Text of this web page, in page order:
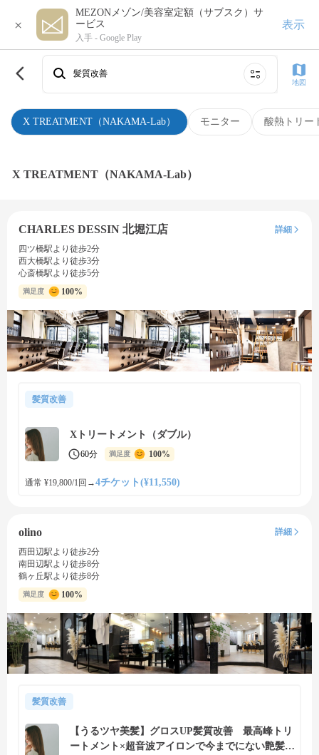
×
MEZONメゾン/美容室定額（サブスク）サ
ービス
入手 - Google Play
表示
X TREATMENT（NAKAMA-Lab） モニター 酸熱トリー
髪質改善
地図
X TREATMENT（NAKAMA-Lab）
CHARLES DESSIN 北堀江店
詳細
四ツ橋駅より徒歩2分
西大橋駅より徒歩3分
心斎橋駅より徒歩5分
満足度 100%
髪質改善
Xトリートメント（ダブル）
60分 満足度 100%
通常 ¥19,800/1回 →4チケット(¥11,550)
olino
詳細
西田辺駅より徒歩2分
南田辺駅より徒歩8分
鶴ヶ丘駅より徒歩8分
満足度 100%
髪質改善
【うるツヤ美髪】グロスUP髪質改善 最高峰トリ
ートメント×超音波アイロンで今までにない艶髪